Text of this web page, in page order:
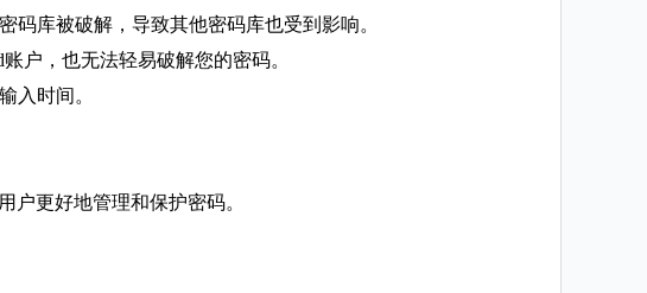
码库被破解，导致其他密码库也受到影响。
户，也无法轻易破解您的密码。
入时间。
户更好地管理和保护密码。